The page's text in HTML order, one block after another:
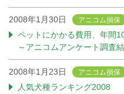
2008年1月30日 アニコム損保
ペットにかかる費用、年間
～アニコムアンケート調査
2008年1月23日 アニコム損保
人気犬種ランキング2008